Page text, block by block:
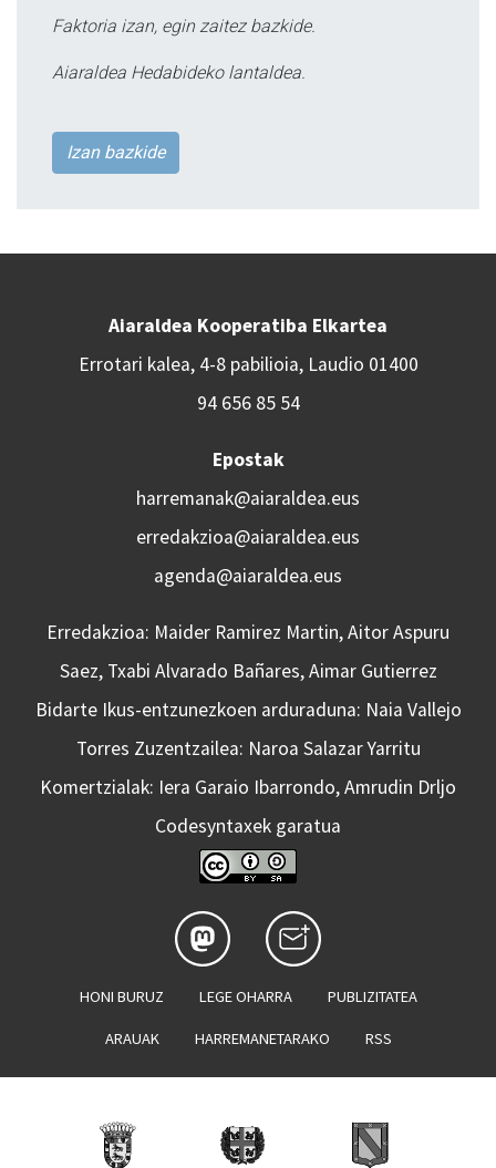
Faktoria izan, egin zaitez bazkide.
Aiaraldea Hedabideko lantaldea.
Izan bazkide
Aiaraldea Kooperatiba Elkartea
Errotari kalea, 4-8 pabilioia, Laudio 01400
94 656 85 54
Epostak
harremanak@aiaraldea.eus
erredakzioa@aiaraldea.eus
agenda@aiaraldea.eus
Erredakzioa: Maider Ramirez Martin, Aitor Aspuru
Saez, Txabi Alvarado Bañares, Aimar Gutierrez
Bidarte Ikus-entzunezkoen arduraduna: Naia Vallejo
Torres Zuzentzailea: Naroa Salazar Yarritu
Komertzialak: Iera Garaio Ibarrondo, Amrudin Drljo
Codesyntaxek garatua
HONI BURUZ LEGE OHARRA PUBLIZITATEA
ARAUAK HARREMANETARAKO RSS